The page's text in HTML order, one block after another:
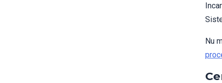
Nu